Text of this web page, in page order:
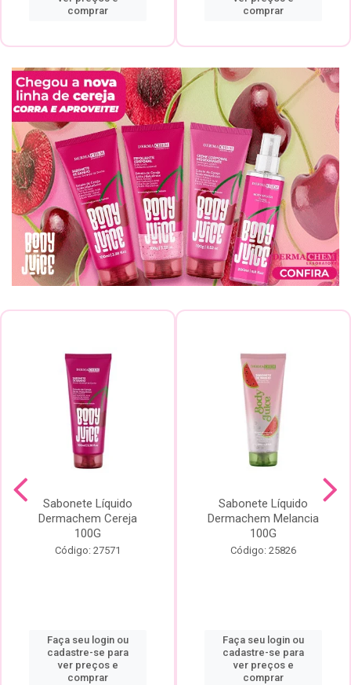
comprar
comprar
Sabonete Líquido
Dermachem Cereja
100G
Código: 27571
Faça seu login ou
cadastre-se para
ver preços e
comprar
Sabonete Líquido
Dermachem Melancia
100G
Código: 25826
Faça seu login ou
cadastre-se para
ver preços e
comprar